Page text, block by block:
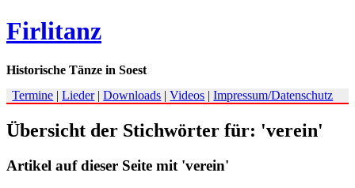
Firlitanz
Historische Tänze in Soest
Termine |Lieder|Downloads |Videos |Impressum/Datenschutz
Übersicht der Stichwörter für: 'verein'
Artikel auf dieser Seite mit 'verein'